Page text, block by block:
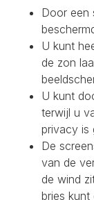
Door een
U kunt
de zon
U kunt
terwijl u
privacy is
De
van de
de wind
bries kunt